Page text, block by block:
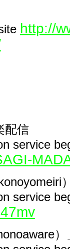
http://
配信
service
service
）